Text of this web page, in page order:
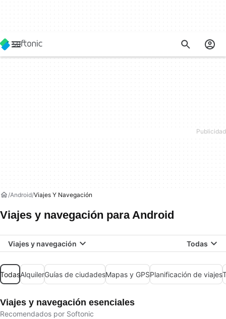
Android Viajes Y Navegación
Viajes y navegación para Android
Viajes y navegación Todas
TodasAlquilerGuías de ciudadesMapas y GPSPlanificación de viajes
Viajes y navegación esenciales
Recomendados por Softonic